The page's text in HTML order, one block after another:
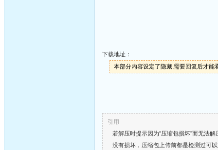
下载地址：
本部分内容设定了隐藏,需要回复后才能
引用
若解压时提示因为“压缩包损坏”而无法
没有损坏，压缩包上传前都是检测过可